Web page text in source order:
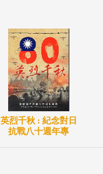
英烈千秋 : 紀念對日
抗戰八十週年專